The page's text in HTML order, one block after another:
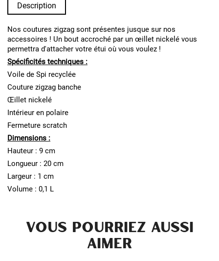
Description
Nos coutures zigzag sont présentes jusque sur nos
accessoires ! Un bout accroché par un œillet nickelé vous
permettra d'attacher votre étui où vous voulez !
Spécificités techniques :
Voile de Spi recyclée
Couture zigzag banche
Œillet nickelé
Intérieur en polaire
Fermeture scratch
Dimensions :
Hauteur : 9 cm
Longueur : 20 cm
Largeur : 1 cm
Volume : 0,1 L
VOUS POURRIEZ AUSSI
AIMER